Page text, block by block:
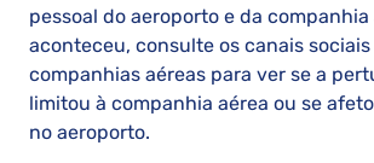
pessoal do aeroporto e da companhia
aconteceu, consulte os canais
companhias aéreas para ver se a
limitou à companhia aérea ou se
no aeroporto.